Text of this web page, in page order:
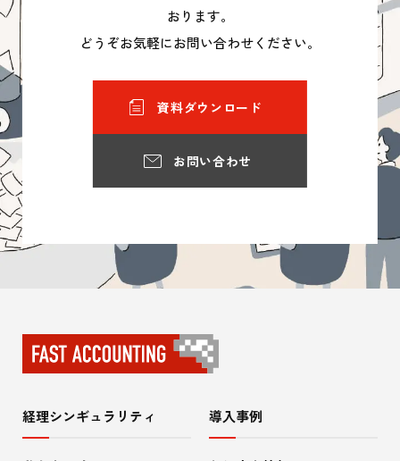
おります。
どうぞお気軽にお問い合わせください。
お問い合わせ
資料ダウンロード
サ
経理シンギュラリティ 導入事例